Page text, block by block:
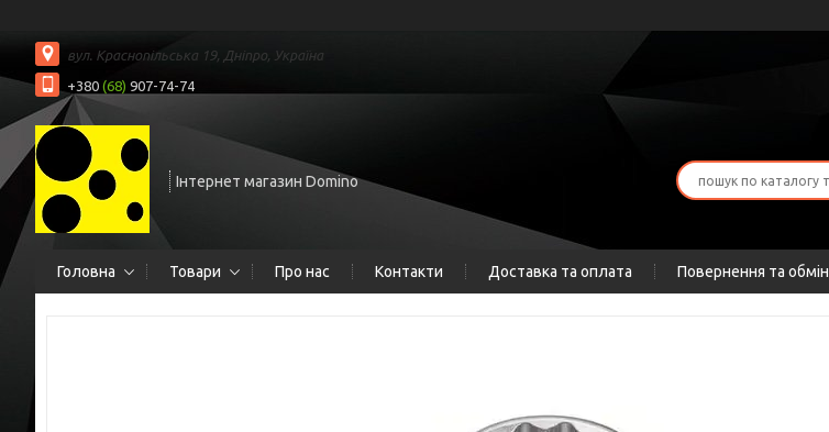
вул. Краснопільська 19, Дніпро, Україна
+380 (68) 907-74-74
Інтернет магазин Domino
Головна Товари Про нас Контакти Доставка та оплата Повернення та обмін